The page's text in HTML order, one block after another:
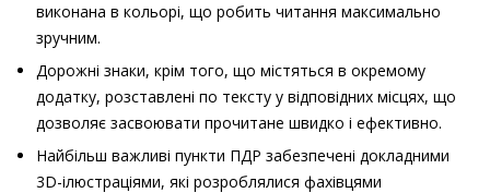
виконана в кольорі, що робить читання максимально
зручним.
Дорожні знаки, крім того, що містяться в окремому
додатку, розставлені по тексту у відповідних місцях, що
дозволяє засвоювати прочитане швидко і ефективно.
Найбільш важливі пункти ПДР забезпечені докладними
3D-ілюстраціями, які розроблялися фахівцями